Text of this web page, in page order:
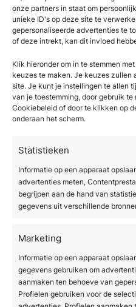
onze partners in staat om
unieke ID's op deze site te
gepersonaliseerde advertenties te
of deze intrekt, kan dit invloed
Klik hieronder om in te stemmen
keuzes te maken. Je keuzes zullen
site. Je kunt je instellingen te allen
van je toestemming, door gebruik
Cookiebeleid of door te klikken op
onderaan het scherm.
Statistieken
Informatie op een apparaat
advertenties meten,
begrijpen aan de hand van
gegevens uit verschillende
Marketing
Informatie op een apparaat
gegevens gebruiken om
aanmaken ten behoeve van
Profielen gebruiken voor de
om te bepalen welke
voor jouw situatie.
leasen ten
direct kopen?
Leasen van een
voordelen: je behoudt
de investering over
maandelijkse kosten
inkomsten uit
financiële planning
Andere concrete
Liquiditeit
som in één keer te
beschikbare